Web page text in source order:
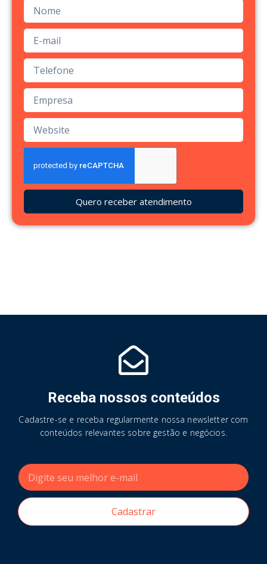
Quero receber atendimento
Receba nossos conteúdos
Cadastre-se e receba regularmente nossa newsletter com
conteúdos relevantes sobre gestão e negócios.
Cadastrar